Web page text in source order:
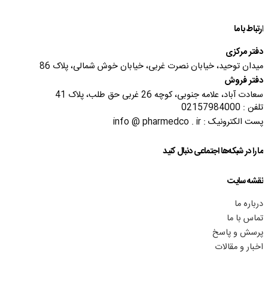
ارتباط با ما
دفتر مرکزی
میدان توحید، خیابان نصرت غربی، خیابان خوش شمالی، پلاک 86
دفتر فروش
سعادت آباد، علامه جنوبی، کوچه 26 غربی حق طلب، پلاک 41
تلفن : 02157984000
پست الکترونیک : info @ pharmedco . ir
ما را در شبکه‌ها اجتماعی دنبال کنید
نقشه سایت
درباره ما
تماس با ما
پرسش و پاسخ
اخبار و مقالات